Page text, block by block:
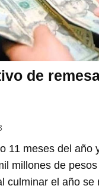
de
11 meses del año
millones de
culminar el año se